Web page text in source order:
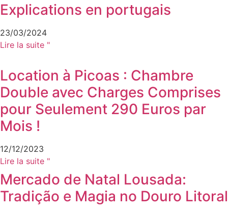
Explications en portugais
23/03/2024
Lire la suite "
Location à Picoas : Chambre
Double avec Charges Comprises
pour Seulement 290 Euros par
Mois !
12/12/2023
Lire la suite "
Mercado de Natal Lousada:
Tradição e Magia no Douro Litoral